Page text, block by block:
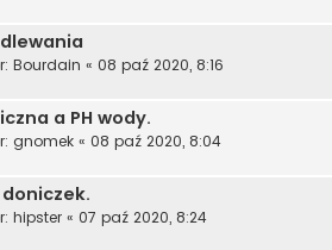
Bourdain « 08 paź 2020, 8:16
a PH wody.
gnomek « 08 paź 2020, 8:04
hipster « 07 paź 2020, 8:24